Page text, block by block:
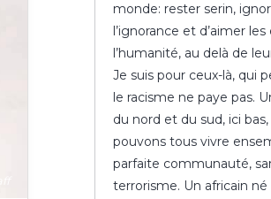
monde: rester serin,
l’ignorance et d’aimer
l’humanité, au delà de
Je suis pour ceux-là, qui
le racisme ne paye pas.
du nord et du sud, ici
pouvons tous vivre
parfaite communauté,
terrorisme. Un africain né